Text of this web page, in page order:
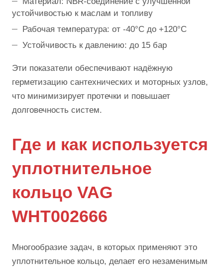
устойчивостью к маслам и топливу
Рабочая температура: от -40°C до +120°C
Устойчивость к давлению: до 15 бар
Эти показатели обеспечивают надёжную
герметизацию сантехнических и моторных узлов,
что минимизирует протечки и повышает
долговечность систем.
Где и как используется
уплотнительное
кольцо VAG
WHT002666
Многообразие задач, в которых применяют это
уплотнительное кольцо, делает его незаменимым